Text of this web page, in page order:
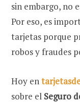
sin embargo, no
Por eso, es
tarjetas porque
robos y fraudes
Hoy en
sobre el Seguro